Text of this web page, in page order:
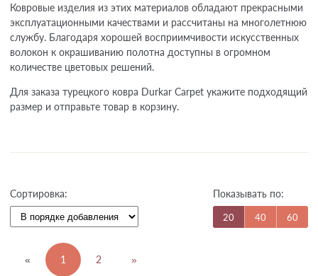
Ковровые изделия из этих материалов обладают прекрасными
эксплуатационными качествами и рассчитаны на многолетнюю
службу. Благодаря хорошей восприимчивости искусственных
волокон к окрашиванию полотна доступны в огромном
количестве цветовых решений.
Для заказа турецкого ковра Durkar Carpet укажите подходящий
размер и отправьте товар в корзину.
Сортировка: Показывать по:
20 40 60
« 1 2 »